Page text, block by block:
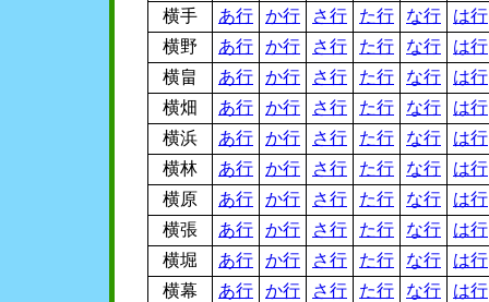
横手
あ行 か行 さ行 た行 な行
は行
横野
あ行 か行 さ行 た行 な行
は行
横畠
あ行 か行 さ行 た行 な行
は行
横畑
あ行 か行 さ行 た行 な行
は行
横浜
あ行 か行 さ行 た行 な行
は行
横林
あ行 か行 さ行 た行 な行
は行
横原
あ行 か行 さ行 た行 な行
は行
横張
あ行 か行 さ行 た行 な行
は行
横堀
あ行 か行 さ行 た行 な行
は行
横幕
あ行 か行 さ行 た行 な行
は行